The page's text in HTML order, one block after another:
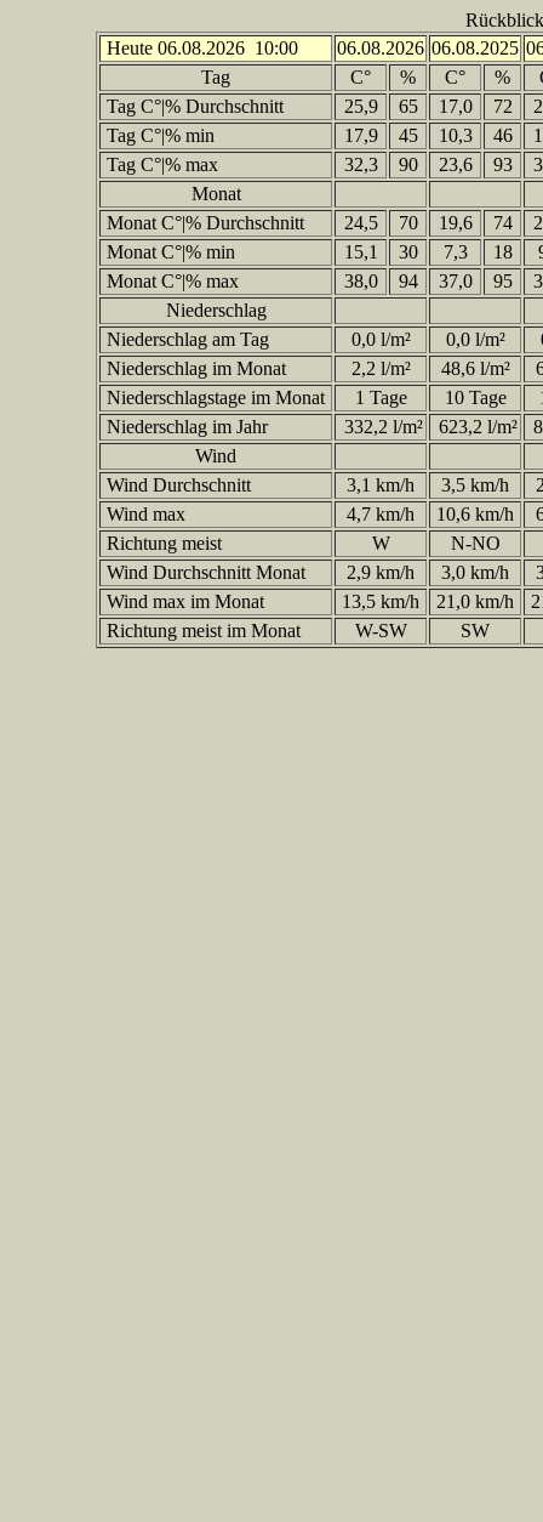
Heute 06.08.2026 10:00
06.08.2026 06.08.2025
Tag
C° % C° %
Tag C°|% Durchschnitt
25,9 65 17,0 72
Tag C°|% min
17,9 45 10,3 46
Tag C°|% max
32,3 90 23,6 93
Monat
Monat C°|% Durchschnitt
24,5 70 19,6 74
Monat C°|% min
15,1 30 7,3 18
Monat C°|% max
38,0 94 37,0 95
Niederschlag
Niederschlag am Tag
0,0 l/m² 0,0 l/m²
Niederschlag im Monat
2,2 l/m² 48,6 l/m²
Niederschlagstage im Monat
1 Tage 10 Tage
Niederschlag im Jahr
332,2 l/m² 623,2 l/m²
Wind
Wind Durchschnitt
3,1 km/h 3,5 km/h
Wind max
4,7 km/h 10,6 km/h
Richtung meist
W
N-NO
Wind Durchschnitt Monat
2,9 km/h 3,0 km/h
Wind max im Monat
13,5 km/h 21,0 km/h
Richtung meist im Monat
W-SW SW